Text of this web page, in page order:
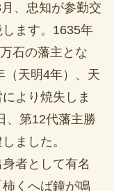
、忠知が参勤交
ます。1635年
石の藩主とな
（天明4年）、天
より焼失しま
、第12代藩主勝
ました。
者として有名
くへば鐘が鳴